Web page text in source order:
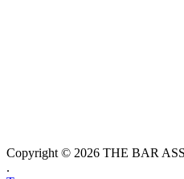
Copyright © 2026 THE BAR
.